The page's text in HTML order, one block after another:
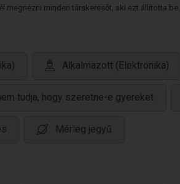
megnézni minden társkeresőt, aki ezt állította be.
Alkalmazott (Elektronika)
tudja, hogy szeretne-e gyereket
Mérleg jegyű